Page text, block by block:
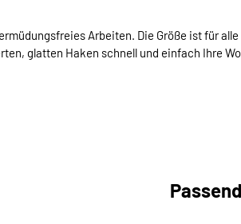
Arbeiten. Die Größe ist für
glatten Haken schnell und einfach Ihre